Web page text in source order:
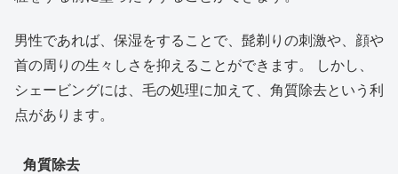
男性であれば、保湿をすることで、髭剃りの刺激や、顔や
首の周りの生々しさを抑えることができます。 しかし、
シェービングには、毛の処理に加えて、角質除去という利
点があります。
角質除去